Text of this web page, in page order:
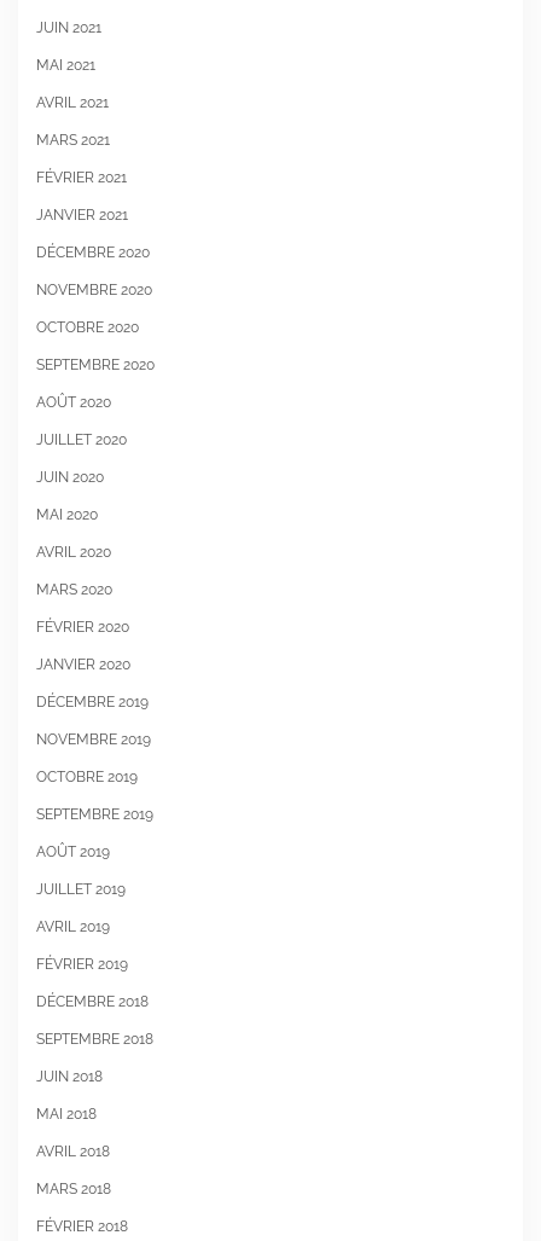
JUIN 2021
MAI 2021
AVRIL 2021
MARS 2021
FÉVRIER 2021
JANVIER 2021
DÉCEMBRE 2020
NOVEMBRE 2020
OCTOBRE 2020
SEPTEMBRE 2020
AOÛT 2020
JUILLET 2020
JUIN 2020
MAI 2020
AVRIL 2020
MARS 2020
FÉVRIER 2020
JANVIER 2020
DÉCEMBRE 2019
NOVEMBRE 2019
OCTOBRE 2019
SEPTEMBRE 2019
AOÛT 2019
JUILLET 2019
AVRIL 2019
FÉVRIER 2019
DÉCEMBRE 2018
SEPTEMBRE 2018
JUIN 2018
MAI 2018
AVRIL 2018
MARS 2018
FÉVRIER 2018